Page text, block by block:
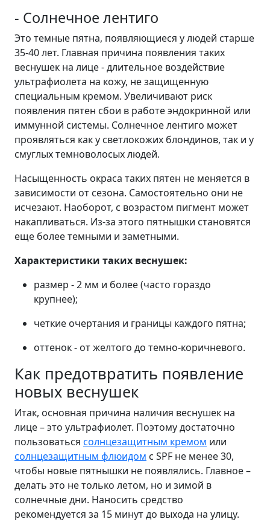
- Солнечное лентиго
Это темные пятна, появляющиеся у людей старше
35-40 лет. Главная причина появления таких
веснушек на лице - длительное воздействие
ультрафиолета на кожу, не защищенную
специальным кремом. Увеличивают риск
появления пятен сбои в работе эндокринной или
иммунной системы. Солнечное лентиго может
проявляться как у светлокожих блондинов, так и у
смуглых темноволосых людей.
Насыщенность окраса таких пятен не меняется в
зависимости от сезона. Самостоятельно они не
исчезают. Наоборот, с возрастом пигмент может
накапливаться. Из-за этого пятнышки становятся
еще более темными и заметными.
Характеристики таких веснушек:
размер - 2 мм и более (часто гораздо
крупнее);
четкие очертания и границы каждого пятна;
оттенок - от желтого до темно-коричневого.
Как предотвратить появление
новых веснушек
Итак, основная причина наличия веснушек на
лице – это ультрафиолет. Поэтому достаточно
пользоваться солнцезащитным кремом или
солнцезащитным флюидом с SPF не менее 30,
чтобы новые пятнышки не появлялись. Главное –
делать это не только летом, но и зимой в
солнечные дни. Наносить средство
рекомендуется за 15 минут до выхода на улицу.